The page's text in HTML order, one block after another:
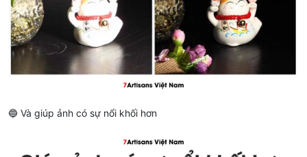
🔵 Và giúp ảnh có sự nổi khối hơn